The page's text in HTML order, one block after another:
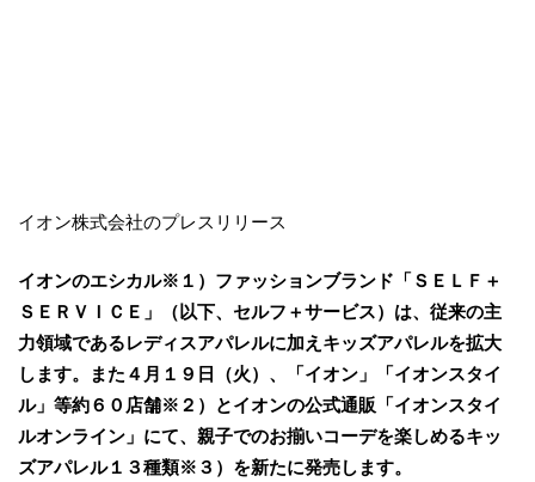
イオン株式会社のプレスリリース
イオンのエシカル※１）ファッションブランド「ＳＥＬＦ＋
ＳＥＲＶＩＣＥ」（以下、セルフ＋サービス）は、従来の主
力領域であるレディスアパレルに加えキッズアパレルを拡大
します。また４月１９日（火）、「イオン」「イオンスタイ
ル」等約６０店舗※２）とイオンの公式通販「イオンスタイ
ルオンライン」にて、親子でのお揃いコーデを楽しめるキッ
ズアパレル１３種類※３）を新たに発売します。